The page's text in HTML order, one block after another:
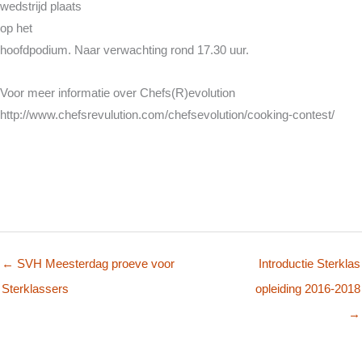
wedstrijd plaats
op het
hoofdpodium. Naar verwachting rond 17.30 uur.
Voor meer informatie over Chefs(R)evolution
http://www.chefsrevulution.com/chefsevolution/cooking-contest/
← SVH Meesterdag proeve voor
Sterklassers
Introductie Sterklas
opleiding 2016-2018
→